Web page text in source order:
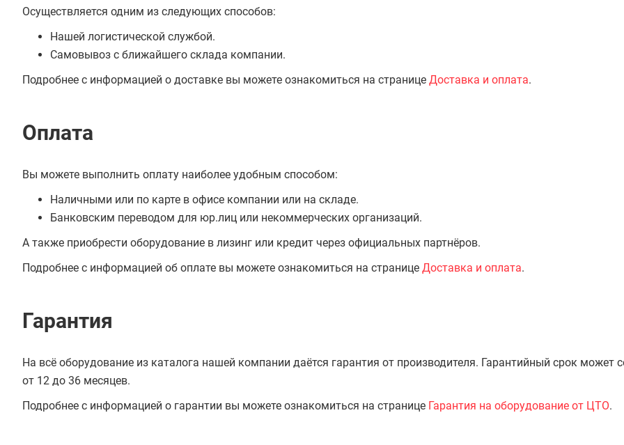
Осуществляется одним из следующих способов:
Нашей логистической службой.
Самовывоз с ближайшего склада компании.
Подробнее с информацией о доставке вы можете ознакомиться на странице Доставка и оплата.
Оплата
Вы можете выполнить оплату наиболее удобным способом:
Наличными или по карте в офисе компании или на складе.
Банковским переводом для юр.лиц или некоммерческих организаций.
А также приобрести оборудование в лизинг или кредит через официальных партнёров.
Подробнее с информацией об оплате вы можете ознакомиться на странице Доставка и оплата.
Гарантия
На всё оборудование из каталога нашей компании даётся гарантия от производителя. Гарантийный срок может
от 12 до 36 месяцев.
Подробнее с информацией о гарантии вы можете ознакомиться на странице Гарантия на оборудование от ЦТО.